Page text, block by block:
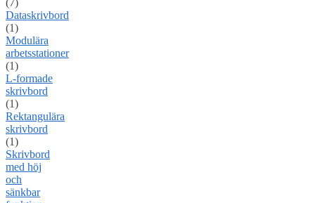
(7)
Dataskrivbord
(1)
Modulära
arbetsstationer
(1)
L-formade
skrivbord
(1)
Rektangulära
skrivbord
(1)
Skrivbord
med höj
och
sänkbar